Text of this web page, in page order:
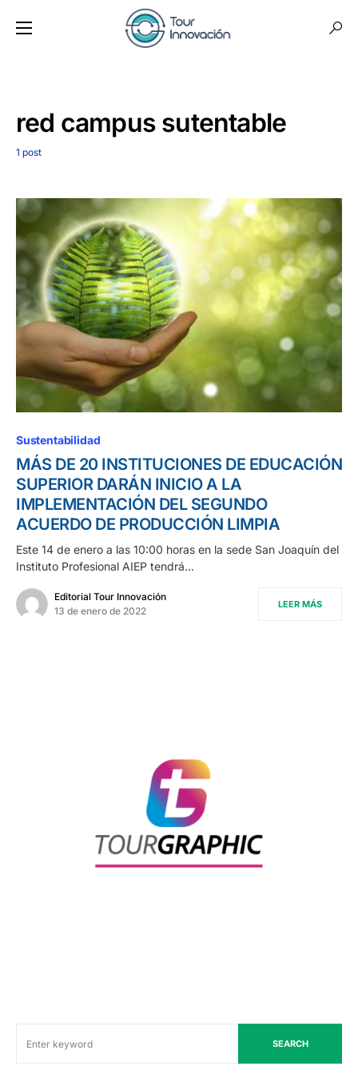
red campus sutentable
1 post
Sustentabilidad
MÁS DE 20 INSTITUCIONES DE EDUCACIÓN
SUPERIOR DARÁN INICIO A LA
IMPLEMENTACIÓN DEL SEGUNDO
ACUERDO DE PRODUCCIÓN LIMPIA
Este 14 de enero a las 10:00 horas en la sede San Joaquín del
Instituto Profesional AIEP tendrá…
Editorial Tour Innovación
13 de enero de 2022
LEER MÁS
SEARCH